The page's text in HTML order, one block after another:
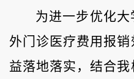
为进一步优化
外门诊医疗费用报
益落地落实，结合